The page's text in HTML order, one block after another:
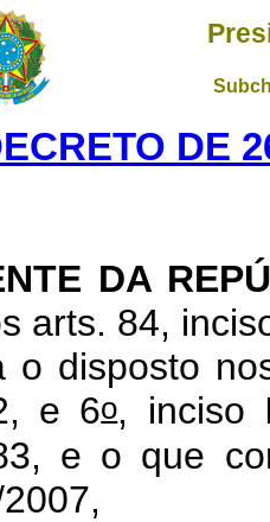
DE
DA
arts. 84,
o disposto
e 6o, inciso
e o que